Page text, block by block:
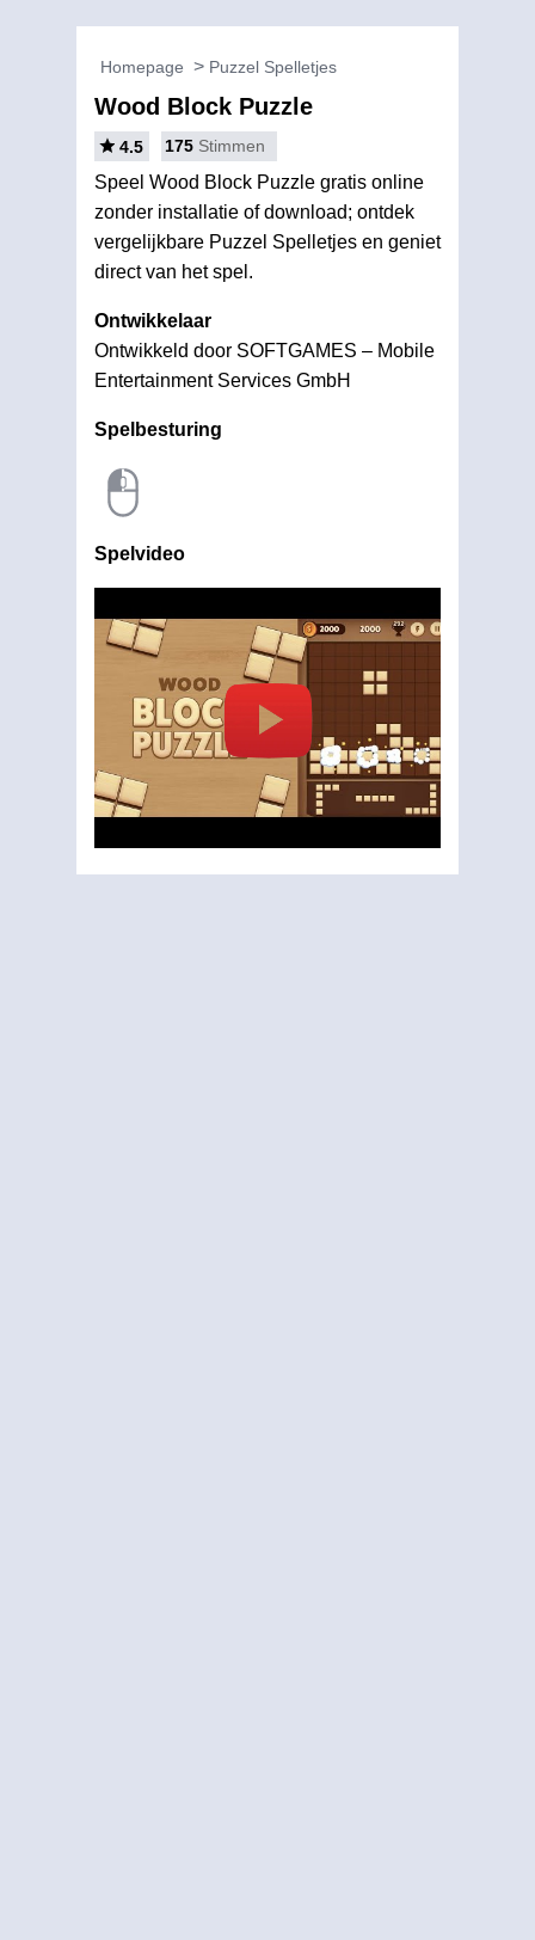
Homepage Puzzel Spelletjes
Wood Block Puzzle
4.5 175 Stimmen
Speel Wood Block Puzzle gratis online
zonder installatie of download; ontdek
vergelijkbare Puzzel Spelletjes en geniet
direct van het spel.
Ontwikkelaar
Ontwikkeld door SOFTGAMES – Mobile
Entertainment Services GmbH
Spelbesturing
Spelvideo